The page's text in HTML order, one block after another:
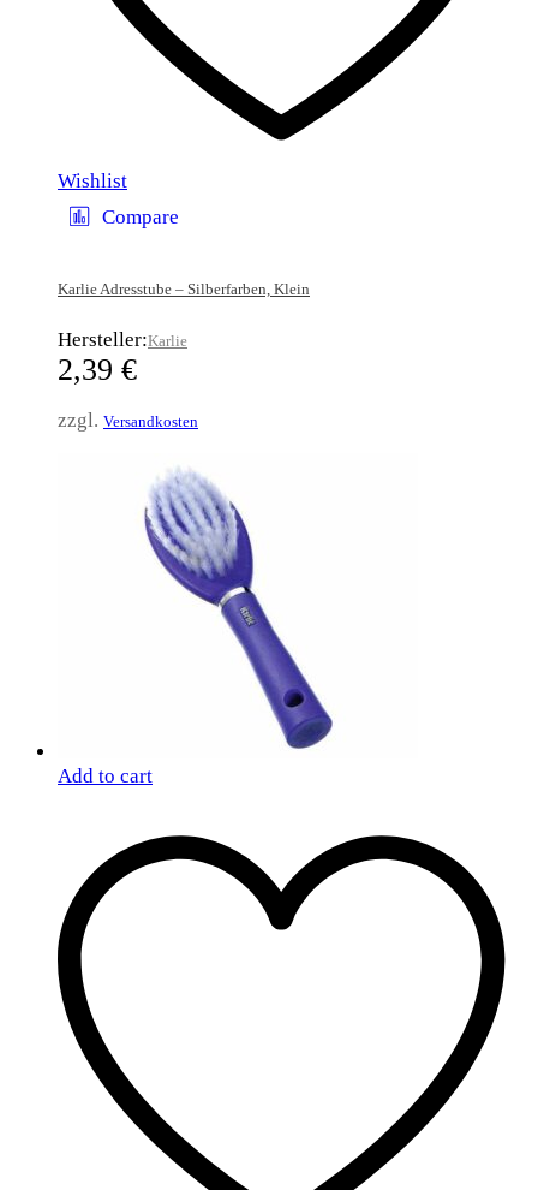
Wishlist
Compare
Karlie Adresstube – Silberfarben, Klein
Hersteller:Karlie
2,39 €
zzgl. Versandkosten
Add to cart